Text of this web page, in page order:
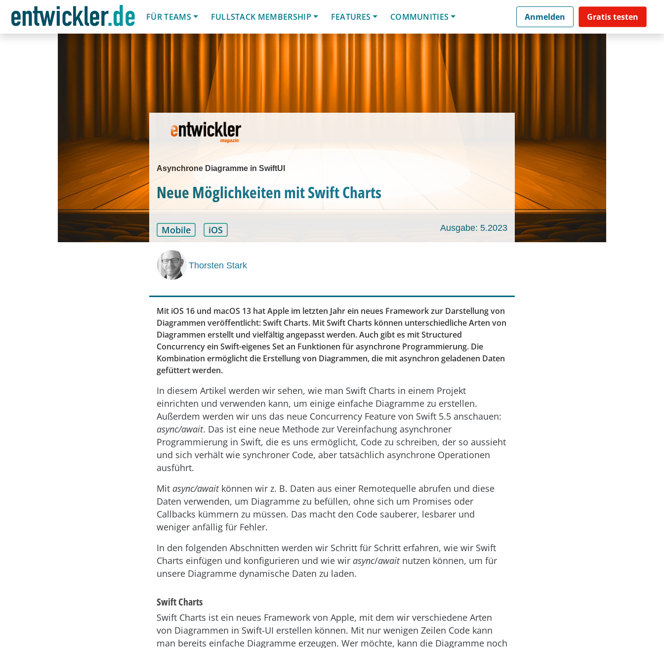
FÜR TEAMS
FULLSTACK MEMBERSHIP FEATURES COMMUNITIES Anmelden Gratis testen
Asynchrone Diagramme in SwiftUI
Neue Möglichkeiten mit Swift Charts
Mobile iOS Ausgabe: 5.2023
Thorsten Stark
Mit iOS 16 und macOS 13 hat Apple im letzten Jahr ein neues Framework zur Darstellung von
Diagrammen veröffentlicht: Swift Charts. Mit Swift Charts können unterschiedliche Arten von
Diagrammen erstellt und vielfältig angepasst werden. Auch gibt es mit Structured
Concurrency ein Swift-eigenes Set an Funktionen für asynchrone Programmierung. Die
Kombination ermöglicht die Erstellung von Diagrammen, die mit asynchron geladenen Daten
gefüttert werden.
In diesem Artikel werden wir sehen, wie man Swift Charts in einem Projekt
einrichten und verwenden kann, um einige einfache Diagramme zu erstellen.
Außerdem werden wir uns das neue Concurrency Feature von Swift 5.5 anschauen:
async/await. Das ist eine neue Methode zur Vereinfachung asynchroner
Programmierung in Swift, die es uns ermöglicht, Code zu schreiben, der so aussieht
und sich verhält wie synchroner Code, aber tatsächlich asynchrone Operationen
ausführt.
Mit async/awaitkönnen wir z. B. Daten aus einer Remotequelle abrufen und diese
Daten verwenden, um Diagramme zu befüllen, ohne sich um Promises oder
Callbacks kümmern zu müssen. Das macht den Code sauberer, lesbarer und
weniger anfällig für Fehler.
In den folgenden Abschnitten werden wir Schritt für Schritt erfahren, wie wir Swift
Charts einfügen und konfigurieren und wie wir async/awaitnutzen können, um für
unsere Diagramme dynamische Daten zu laden.
Swift Charts
Swift Charts ist ein neues Framework von Apple, mit dem wir verschiedene Arten
von Diagrammen in Swift-UI erstellen können. Mit nur wenigen Zeilen Code kann
man bereits einfache Diagramme erzeugen. Wer möchte, kann die Diagramme noch